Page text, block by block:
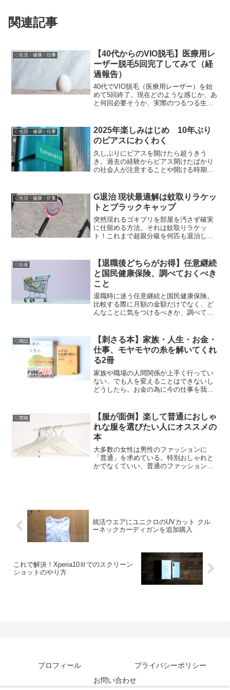
関連記事
◇生活・健康・仕事
【40代からのVIO脱毛】医療用レ
ーザー脱毛5回完了してみて（経
過報告）
40代でVIO脱毛（医療用レーザー）を始
めて5回終了。現在どのような感じか、あ
と何回必要そうか、実際のつるつる生活
◇生活・健康・仕事
2025年楽しみはじめ 10年ぶり
のピアスにわくわく
久しぶりにピアスを開けたら超うきう
き。過去の経験からピアス開けたばかり
の社会人が注意することや開ける時期の
◇生活・健康・仕事
G退治 現状最適解は蚊取りラケッ
トとブラックキャップ
突然現れるゴキブリを部屋を汚さず確実
に仕留める方法。それは蚊取りラケッ
ト！これまで超親分級を何匹も退治して
◇お金
【退職後どちらがお得】任意継続
と国民健康保険、調べておくべき
こと
退職時に迷う任意継続と国民健康保険。
比較する際に月額の金額だけでなく、ど
んなことに気をつけるべきか、調べてお
◇雑記
【刺さる本】家族・人生・お金・
仕事、モヤモヤの糸を解いてくれ
る2冊
家族や職場の人間関係が上手く行ってい
ない、でも人を変えることはできないし
どうしたら。お金の為に今の仕事を我慢
◇買物
【服が面倒】楽して普通におしゃ
れな服を選びたい人にオススメの
本
大多数の女性は男性のファッションに
「普通」を求めている。特別おしゃれと
かでなくていい、普通のファッション。
就活ウエアにユニクロのUVカット クル
ーネックカーディガンを追加購入
これで解決！Xperia10Ⅲでのスクリーン
ショットのやり方
プロフィール
プライバシーポリシー
お問い合わせ